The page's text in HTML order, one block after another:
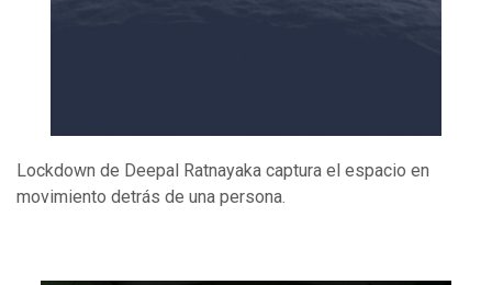
Lockdown de Deepal Ratnayaka captura el espacio en
movimiento detrás de una persona.